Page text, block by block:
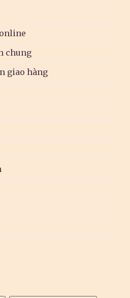
chung
giao hàng